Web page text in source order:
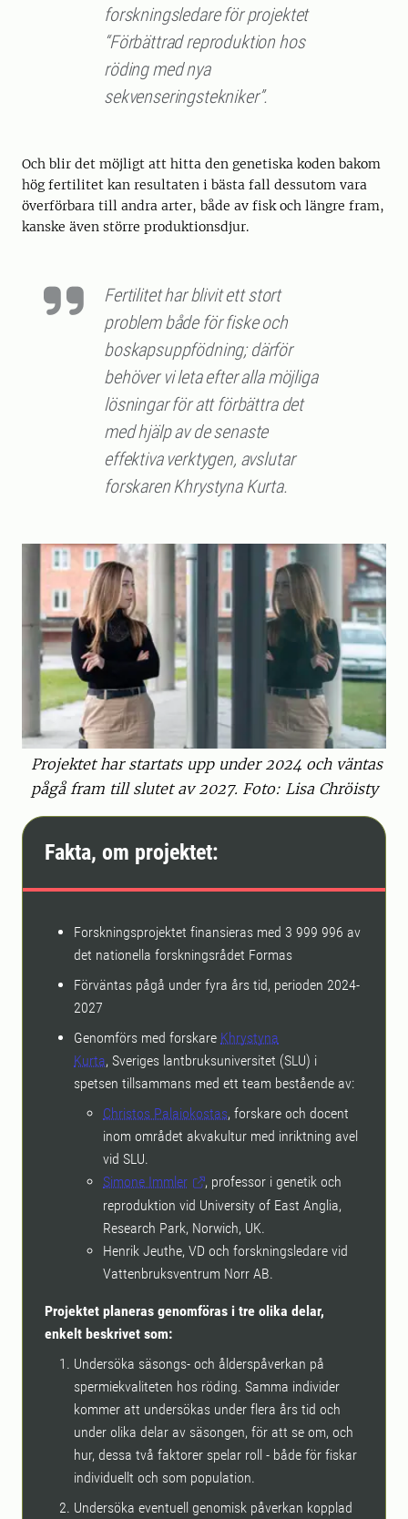
forskningsledare för projektet
“Förbättrad reproduktion hos
röding med nya
sekvenseringstekniker”.
Och blir det möjligt att hitta den genetiska koden bakom
hög fertilitet kan resultaten i bästa fall dessutom vara
överförbara till andra arter, både av fisk och längre fram,
kanske även större produktionsdjur.
Fertilitet har blivit ett stort
problem både för fiske och
boskapsuppfödning; därför
behöver vi leta efter alla möjliga
lösningar för att förbättra det
med hjälp av de senaste
effektiva verktygen, avslutar
forskaren Khrystyna Kurta.
Projektet har startats upp under 2024 och väntas
pågå fram till slutet av 2027. Foto: Lisa Chröisty
Fakta, om projektet:
Forskningsprojektet finansieras med 3 999 996 av
det nationella forskningsrådet Formas
Förväntas pågå under fyra års tid, perioden 2024-
2027
Genomförs med forskare Khrystyna
Kurta, Sveriges lantbruksuniversitet (SLU) i
spetsen tillsammans med ett team bestående av:
Christos Palaiokostas, forskare och docent
inom området akvakultur med inriktning avel
vid SLU.
Simone Immler
, professor i genetik och
reproduktion vid University of East Anglia,
Research Park, Norwich, UK.
Henrik Jeuthe, VD och forskningsledare vid
Vattenbruksventrum Norr AB.
Projektet planeras genomföras i tre olika delar,
enkelt beskrivet som:
Undersöka säsongs- och ålderspåverkan på
spermiekvaliteten hos röding. Samma individer
kommer att undersökas under flera års tid och
under olika delar av säsongen, för att se om, och
hur, dessa två faktorer spelar roll - både för fiskar
individuellt och som population.
Undersöka eventuell genomisk påverkan kopplad